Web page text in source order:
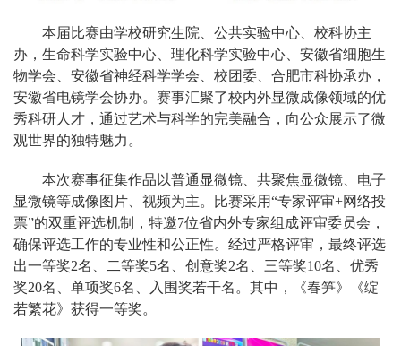
本届比赛由学校研究生院、公共实验中心、校科协主
办，生命科学实验中心、理化科学实验中心、安徽省细胞生
物学会、安徽省神经科学学会、校团委、合肥市科协承办，
安徽省电镜学会协办。赛事汇聚了校内外显微成像领域的优
秀科研人才，通过艺术与科学的完美融合，向公众展示了微
观世界的独特魅力。
本次赛事征集作品以普通显微镜、共聚焦显微镜、电子
显微镜等成像图片、视频为主。比赛采用“专家评审+网络投
票”的双重评选机制，特邀7位省内外专家组成评审委员会，
确保评选工作的专业性和公正性。经过严格评审，最终评选
出一等奖2名、二等奖5名、创意奖2名、三等奖10名、优秀
奖20名、单项奖6名、入围奖若干名。其中，《春笋》《绽
若繁花》获得一等奖。